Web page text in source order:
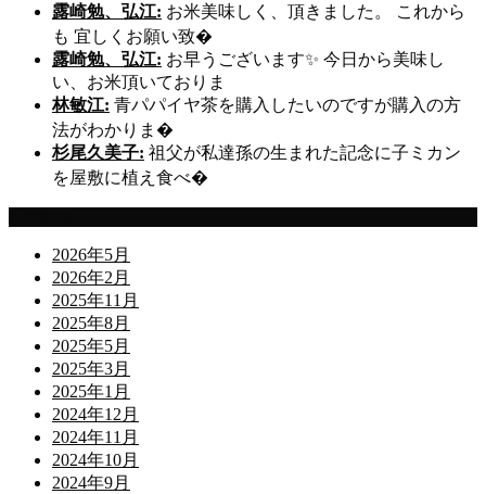
露崎勉、弘江: お米美味しく、頂きました。 これから
も 宜しくお願い致�
露崎勉、弘江: お早うございます✨ 今日から美味し
い、お米頂いておりま
林敏江: 青パパイヤ茶を購入したいのですが購入の方
法がわかりま�
杉尾久美子: 祖父が私達孫の生まれた記念に子ミカン
を屋敷に植え食べ�
2026年5月
2026年2月
2025年11月
2025年8月
2025年5月
2025年3月
2025年1月
2024年12月
2024年11月
2024年10月
2024年9月